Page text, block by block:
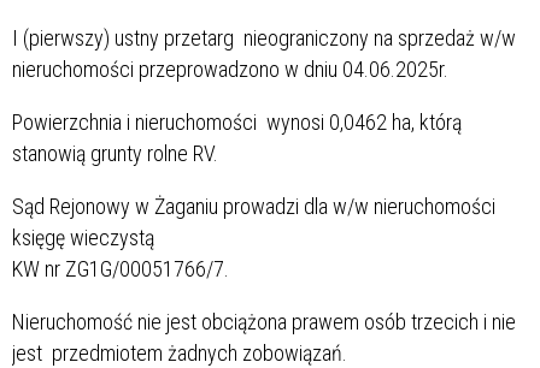
I (pierwszy) ustny przetarg nieograniczony na sprzedaż w/w
nieruchomości przeprowadzono w dniu 04.06.2025r.
Powierzchnia i nieruchomości wynosi 0,0462 ha, którą
stanowią grunty rolne RV.
Sąd Rejonowy w Żaganiu prowadzi dla w/w nieruchomości
księgę wieczystą
KW nr ZG1G/00051766/7.
Nieruchomość nie jest obciążona prawem osób trzecich i nie
jest przedmiotem żadnych zobowiązań.